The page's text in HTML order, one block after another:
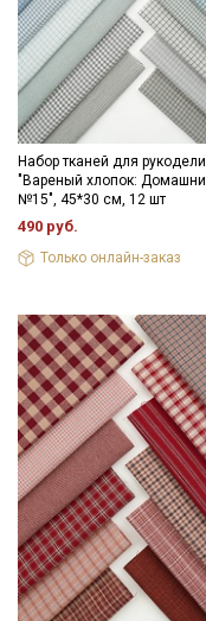
Набор тканей для
"Вареный хлопок:
№15", 45*30 см, 12 шт
490 руб.
Только онлайн-заказ